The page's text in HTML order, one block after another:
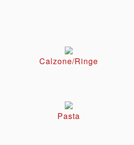
Calzone/Ringe
Pasta